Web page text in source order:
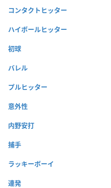
コンタクトヒッター
ハイボールヒッター
初球
バレル
プルヒッター
意外性
内野安打
捕手
ラッキーボーイ
連発